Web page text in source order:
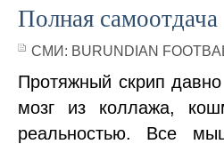
Полная самоотдача
СМИ: BURUNDIAN
Протяжный скрип
мозг из коллажа,
реальностью. Все